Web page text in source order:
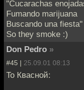
"Cucarachas
Fumando marijuana
Buscando una
So they smoke :)
Don Pedro »
#45 | 25.09.01 08:13
To Квасной: